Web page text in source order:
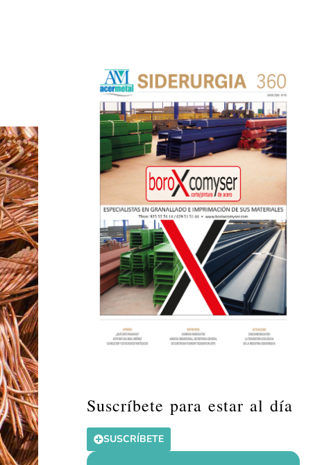
Suscríbete para estar al día
SUSCRÍBETE